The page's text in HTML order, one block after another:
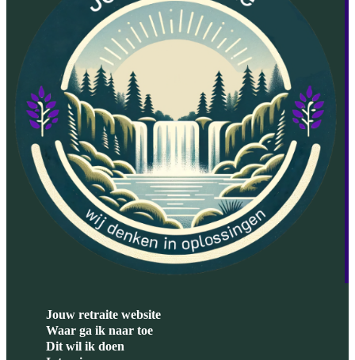
Jouw retraite website
Waar ga ik naar toe
Dit wil ik doen